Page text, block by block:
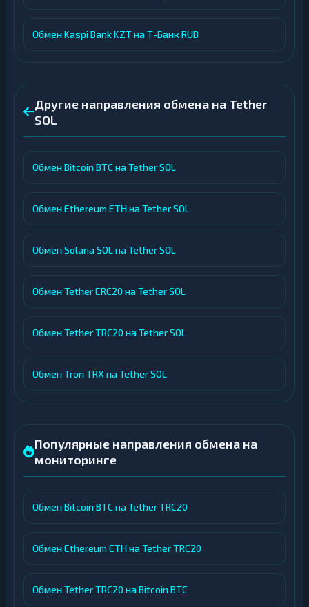
Обмен Kaspi Bank KZT на Т-Банк RUB
Другие направления обмена на Tether
SOL
Обмен Bitcoin BTC на Tether SOL
Обмен Ethereum ETH на Tether SOL
Обмен Solana SOL на Tether SOL
Обмен Tether ERC20 на Tether SOL
Обмен Tether TRC20 на Tether SOL
Обмен Tron TRX на Tether SOL
Популярные направления обмена на
мониторинге
Обмен Bitcoin BTC на Tether TRC20
Обмен Ethereum ETH на Tether TRC20
Обмен Tether TRC20 на Bitcoin BTC